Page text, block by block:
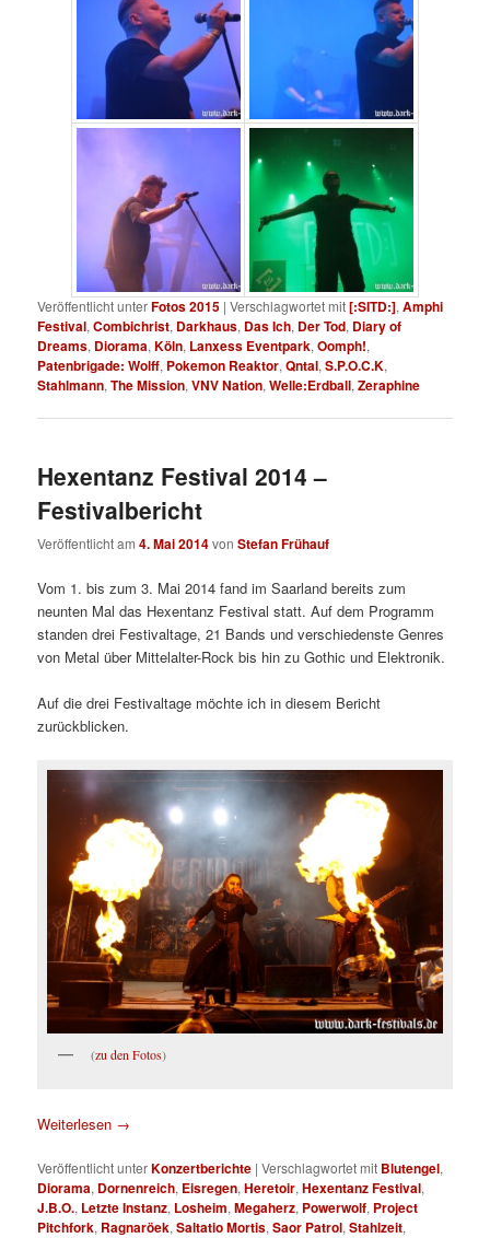
Veröffentlicht unterFotos 2015 |Verschlagwortet mit[:SITD:],Amphi
Festival,Combichrist, Darkhaus, Das Ich, Der Tod, Diary of
Dreams, Diorama,Köln, Lanxess Eventpark,Oomph!,
Patenbrigade: Wolff, Pokemon Reaktor,Qntal,S.P.O.C.K,
Stahlmann,The Mission,VNV Nation,Welle:Erdball,Zeraphine
Hexentanz Festival 2014 –
Festivalbericht
Veröffentlicht am4. Mai 2014vonStefan Frühauf
Vom 1. bis zum 3. Mai 2014 fand im Saarland bereits zum
neunten Mal das Hexentanz Festival statt. Auf dem Programm
standen drei Festivaltage, 21 Bands und verschiedenste Genres
von Metal über Mittelalter-Rock bis hin zu Gothic und Elektronik.
Auf die drei Festivaltage möchte ich in diesem Bericht
zurückblicken.
(zu den Fotos)
Weiterlesen →
Veröffentlicht unterKonzertberichte |Verschlagwortet mit Blutengel,
Diorama, Dornenreich, Eisregen,Heretoir,Hexentanz Festival,
J.B.O., Letzte Instanz, Losheim,Megaherz, Powerwolf, Project
Pitchfork, Ragnaröek,Saltatio Mortis,Saor Patrol,Stahlzeit,